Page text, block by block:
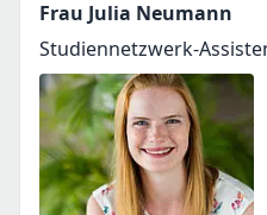
Frau Julia Neumann
Studiennetzwerk-